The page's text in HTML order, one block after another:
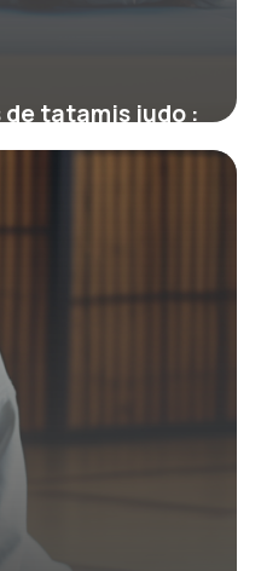
tatamis judo :